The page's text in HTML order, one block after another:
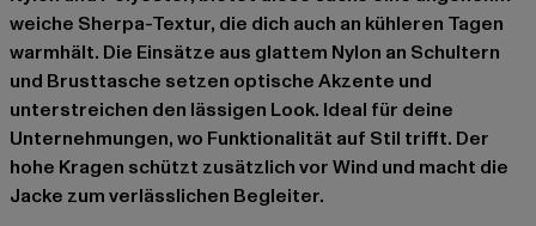
weiche Sherpa-Textur, die dich auch an kühleren Tagen
warmhält. Die Einsätze aus glattem Nylon an Schultern
und Brusttasche setzen optische Akzente und
unterstreichen den lässigen Look. Ideal für deine
Unternehmungen, wo Funktionalität auf Stil trifft. Der
hohe Kragen schützt zusätzlich vor Wind und macht die
Jacke zum verlässlichen Begleiter.